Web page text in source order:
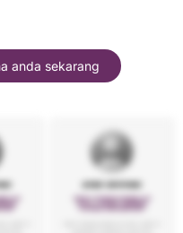
anda sekarang